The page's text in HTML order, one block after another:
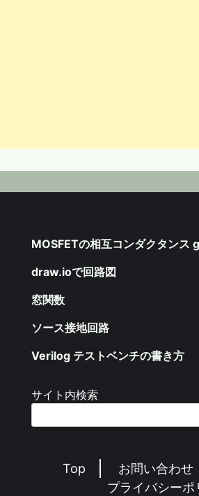
MOSFETの相互コンダクタンス
draw.ioで回路図
窓関数
ソース接地回路
Verilog テストベンチの書き方
サイト内検索
Top お問い合わせ
プライバシーポ